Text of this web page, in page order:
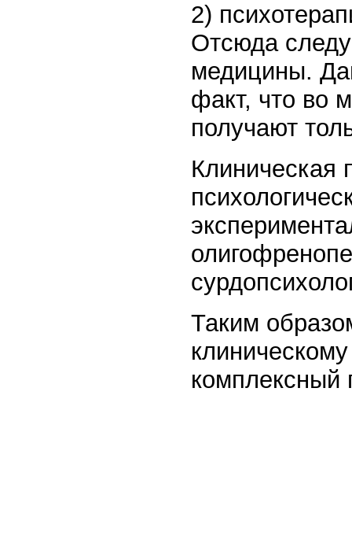
2)
Отсюда
медицины.
факт, что во
получают
Клиническая
Таким
комплексный